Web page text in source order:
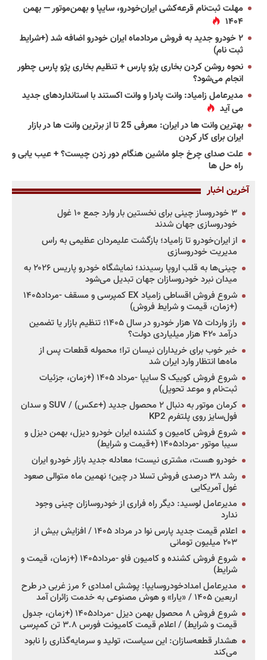
مهلت ثبت‌نام قرعه‌کشی ایران‌خودرو، سایپا و بهمن‌موتور — بهمن
۱۴۰۴
۲ خودرو جدید به فروش مردادماه ایران خودرو اضافه شد (+شرایط
ثبت نام)
نحوه روشن کردن بخاری پژو پارس + تنظیم بخاری پژو پارس چطور
انجام می‌شود؟
مدیرعامل زامیاد: وانت پادرا و وانت اکستند با استانداردهای جدید
می آید
بهترین وانت ها در ایران: معرفی 25 تا از برترین وانت ها در بازار
ایران برای کار کردن
علت صدای چرخ جلو ماشین هنگام دور زدن چیست؟ + عیب یابی و
راه حل ها
آخرین اخبار
۳ خودروساز چینی برای نخستین بار وارد جمع ۱۰ غول
خودروسازی جهان شدند
از ایران‌خودرو تا زامیاد؛ بازگشت علیمردان عظیمی به راس
مدیریت خودروسازی
چینی‌ها به قلب اروپا رسیدند؛ نمایشگاه خودرو پاریس ۲۰۲۶ به
میدان نبرد خودروسازان جهان تبدیل می‌شود
شروع فروش اقساطی زامیاد EX کمپرسی و مسقف -مرداد۱۴۰۵
(+زمان، قیمت و شرایط فروش)
راز واردات ۷۵ هزار خودرو در سال ۱۴۰۵؛ تنظیم بازار یا تضمین
درآمد ۴۲۰ هزار میلیاردی دولت؟
خبر خوب برای خریداران نیسان ترا؛ محموله قطعات پس از
ماه‌ها انتظار وارد ایران شد
شروع فروش کوییک S سایپا -مرداد ۱۴۰۵ (+زمان، جزئیات
ثبت‌نام و موعد تحویل)
کرمان موتور به دنبال ۲ محصول جدید (+عکس) / SUV و سدان
فول‌سایز روی پلتفرم KP2
شروع فروش کامیون و کشنده ایران خودرو دیزل، بهمن دیزل و
سیبا موتور -مرداد۱۴۰۵ (+قیمت و شرایط)
خودرو هست، مشتری نیست؛ معادله جدید بازار خودرو ایران
رشد ۳۸ درصدی فروش تسلا در چین؛ نهمین ماه متوالی صعود
غول آمریکایی
مدیرعامل لوسید: دیگر راه فراری از خودروسازان چینی وجود
ندارد
اعلام قیمت جدید پارس نوا در مرداد ۱۴۰۵ / افزایش بیش از
۲۰۳ میلیون تومانی
شروع فروش کشنده و کامیون فاو -مرداد۱۴۰۵ (+زمان، قیمت و
شرایط)
مدیرعامل امدادخودروسایپا: پوشش امدادی ۶ مرز غربی در طرح
اربعین ۱۴۰۵ / «یارا» و هوش مصنوعی به خدمت زائران آمد
شروع فروش ۸ محصول بهمن دیزل -مرداد۱۴۰۵ (+زمان، جدول
قیمت و شرایط) / اعلام قیمت کامیونت فورس ۳.۸ تن کمپرسی
هشدار قطعه‌سازان: این سیاست، تولید و سرمایه‌گذاری را نابود
می‌کند